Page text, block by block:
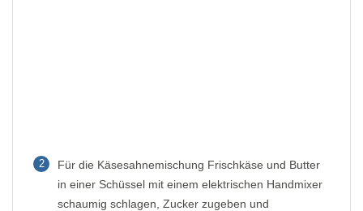
2
Für die Käsesahnemischung Frischkäse und Butter
in einer Schüssel mit einem elektrischen Handmixer
schaumig schlagen, Zucker zugeben und